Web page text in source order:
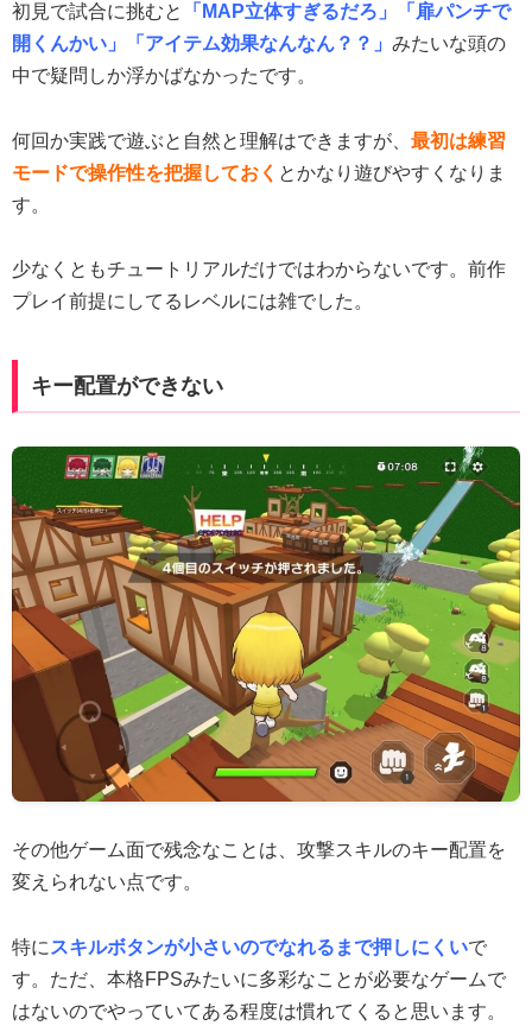
初見で試合に挑むと
「MAP立体すぎるだろ」「扉パンチで
開くんかい」「アイテム効果なんなん？？」 みたいな頭の
中で疑問しか浮かばなかったです。
何回か実践で遊ぶと自然と理解はできますが、 最初は練習
モードで操作性を把握しておく とかなり遊びやすくなりま
す。
少なくともチュートリアルだけではわからないです。前作
プレイ前提にしてるレベルには雑でした。
キー配置ができない
その他ゲーム面で残念なことは、攻撃スキルのキー配置を
変えられない点です。
特に スキルボタンが小さいのでなれるまで押しにくいで
す。ただ、本格FPSみたいに多彩なことが必要なゲームで
はないのでやっていてある程度は慣れてくると思います。